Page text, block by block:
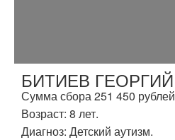
БИТИЕВ ГЕОРГИЙ
Сумма сбора 251 450 рублей
Возраст: 8 лет.
Диагноз: Детский аутизм.